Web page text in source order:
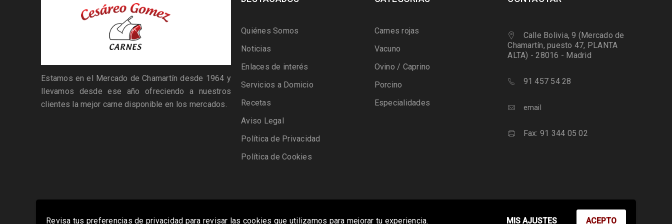
Revisa tus preferencias de privacidad para revisar las cookies que utilizamos para mejorar tu experiencia. MIS AJUSTES ACEPTO
Estamos en el Mercado de Chamartín desde 1964 y
llevamos desde ese año ofreciendo a nuestros
clientes la mejor carne disponible en los mercados.
Quiénes Somos
Noticias
Enlaces de interés
Servicios a Domicio
Recetas
Aviso Legal
Política de Privacidad
Política de Cookies
Carnes rojas
Vacuno
Ovino / Caprino
Porcino
Especialidades
Calle Bolivia, 9 (Mercado de
Chamartín, puesto 47, PLANTA
ALTA) - 28016 - Madrid
91 457 54 28
email
Fax: 91 344 05 02